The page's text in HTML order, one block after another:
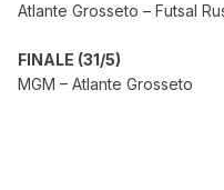
Atlante Grosseto – Futsal
FINALE (31/5)
MGM – Atlante Grosseto